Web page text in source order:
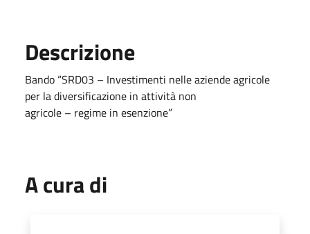
Descrizione
Bando “SRD03 – Investimenti nelle aziende agricole
per la diversificazione in attività non
agricole – regime in esenzione”
A cura di